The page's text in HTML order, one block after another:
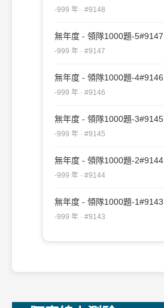
-999 年 · #9148
無年度 - 領隊1000題-5#9147
-999 年 · #9147
無年度 - 領隊1000題-4#9146
-999 年 · #9146
無年度 - 領隊1000題-3#9145
-999 年 · #9145
無年度 - 領隊1000題-2#9144
-999 年 · #9144
無年度 - 領隊1000題-1#9143
-999 年 · #9143